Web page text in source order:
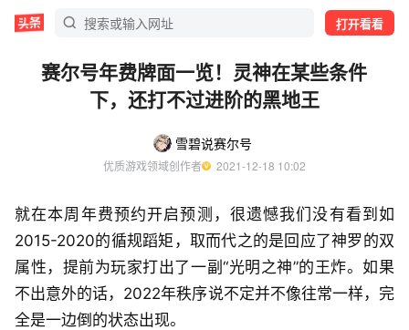
打开看看
赛尔号年费牌面一览！灵神在某些条件
下，还打不过进阶的黑地王
雪碧说赛尔号
优质游戏领域创作者
  2021-12-18 10:02
就在本周年费预约开启预测，很遗憾我们没有看到如
2015-2020的循规蹈矩，取而代之的是回应了神罗的双
属性，提前为玩家打出了一副“光明之神”的王炸。如果
不出意外的话，2022年秩序说不定并不像往常一样，完
全是一边倒的状态出现。